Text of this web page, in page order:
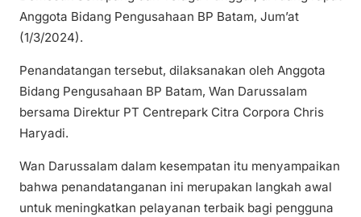
Anggota Bidang Pengusahaan BP Batam, Jum’at
(1/3/2024).
Penandatangan tersebut, dilaksanakan oleh Anggota
Bidang Pengusahaan BP Batam, Wan Darussalam
bersama Direktur PT Centrepark Citra Corpora Chris
Haryadi.
Wan Darussalam dalam kesempatan itu menyampaikan
bahwa penandatanganan ini merupakan langkah awal
untuk meningkatkan pelayanan terbaik bagi pengguna